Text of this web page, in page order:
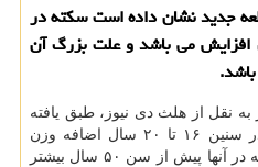
جدید نشان داده است سکته در
سال در حال افزایش می باشد و علت بزرگ آن
نقل از هلث دی نیوز، طبق یافته
های تحقیقاتی، هر چقدر افراد در سنین ۱۶ تا ۲۰ سال اضافه وزن
بیشتری داشته باشند ریسک سکته در آنها پیش از سن ۵۰ سال بیشتر